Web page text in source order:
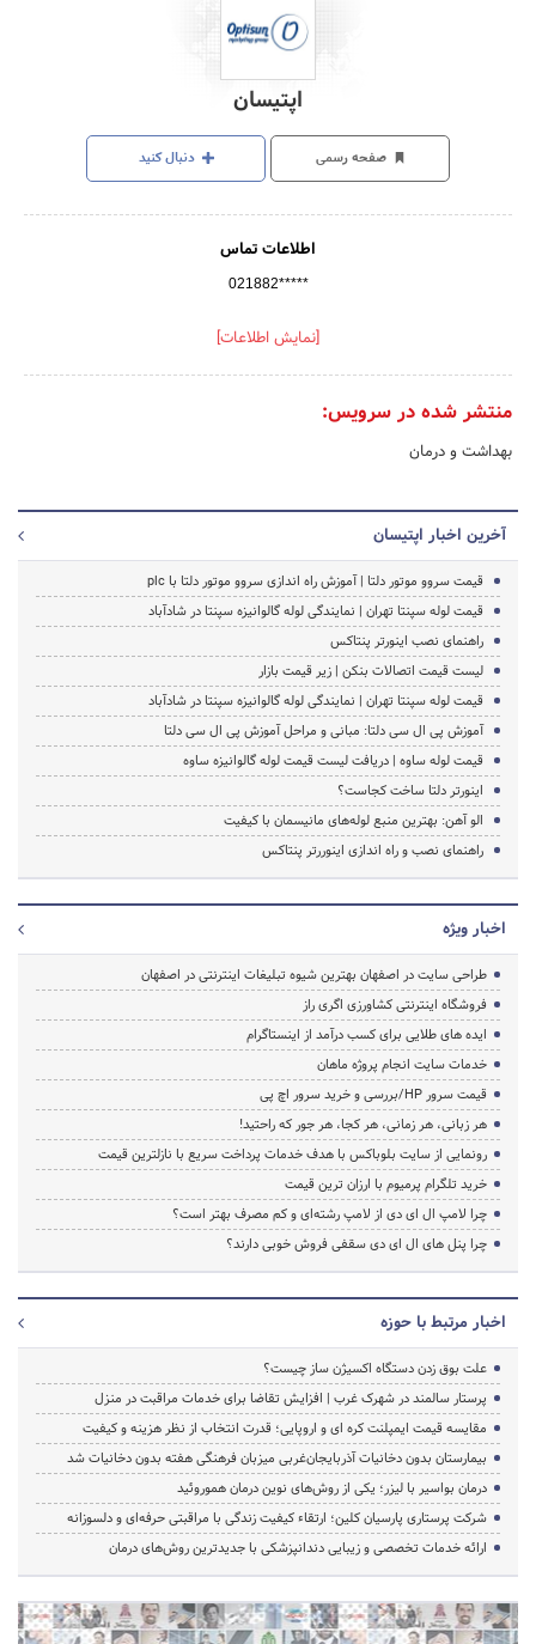
اپتیسان
صفحه رسمی دنبال کنید
اطلاعات تماس
021882*****
[نمایش اطلاعات]
منتشر شده در سرویس:
بهداشت و درمان
آخرین اخبار اپتیسان
قیمت سروو موتور دلتا | آموزش راه اندازی سروو موتور دلتا با plc
قیمت لوله سپنتا تهران | نمایندگی لوله گالوانیزه سپنتا در شادآباد
راهنمای نصب اینورتر پنتاکس
لیست قیمت اتصالات بنکن | زیر قیمت بازار
قیمت لوله سپنتا تهران | نمایندگی لوله گالوانیزه سپنتا در شادآباد
آموزش پی ال سی دلتا: مبانی و مراحل آموزش پی ال سی دلتا
قیمت لوله‌ ساوه | دریافت لیست قیمت لوله‌ گالوانیزه ساوه
اینورتر دلتا ساخت کجاست؟
الو آهن: بهترین منبع لوله‌های مانیسمان با کیفیت
راهنمای نصب و راه اندازی اینوررتر پنتاکس
اخبار ویژه
طراحی سایت در اصفهان بهترین شیوه تبلیغات اینترنتی در اصفهان
فروشگاه اینترنتی کشاورزی اگری راز
ایده های طلایی برای کسب درآمد از اینستاگرام
خدمات سایت انجام پروژه ماهان
قیمت سرور HP/بررسی و خرید سرور اچ پی
هر زبانی، هر زمانی، هر کجا، هر جور که راحتید!
رونمایی از سایت بلوباکس با هدف خدمات پرداخت سریع با نازلترین قیمت
خرید تلگرام پرمیوم با ارزان ترین قیمت
چرا لامپ ال ای دی از لامپ رشته‌ای و کم مصرف بهتر است؟
چرا پنل های ال ای دی سقفی فروش خوبی دارند؟
اخبار مرتبط با حوزه
علت بوق زدن دستگاه اکسیژن ساز چیست؟
پرستار سالمند در شهرک غرب | افزایش تقاضا برای خدمات مراقبت در منزل
مقایسه قیمت ایمپلنت کره ای و اروپایی؛ قدرت انتخاب از نظر هزینه و کیفیت
بیمارستان بدون دخانیات آذربایجان‌غربی میزبان فرهنگی هفته بدون دخانیات شد
درمان بواسیر با لیزر؛ یکی از روش‌های نوین درمان هموروئید
شرکت پرستاری پارسیان کلین؛ ارتقاء کیفیت زندگی با مراقبتی حرفه‌ای و دلسوزانه
ارائه خدمات تخصصی و زیبایی دندانپزشکی با جدیدترین روش‌های درمان